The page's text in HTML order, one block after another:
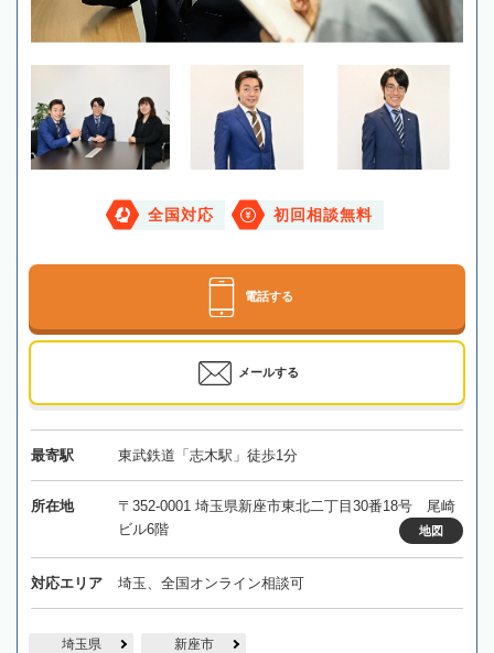
全国対応 初回相談無料
電話する
メールする
最寄駅 東武鉄道「志木駅」徒歩1分
所在地
〒352-0001 埼玉県新座市東北二丁目30番18号 尾崎
ビル6階
地図
対応エリア 埼玉、全国オンライン相談可
埼玉県 新座市